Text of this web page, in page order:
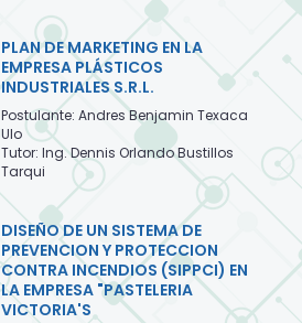
PLAN DE MARKETING EN LA
EMPRESA PLÁSTICOS
INDUSTRIALES S.R.L.
Postulante: Andres Benjamin Texaca
Ulo
Tutor: Ing. Dennis Orlando Bustillos
Tarqui
DISEÑO DE UN SISTEMA DE
PREVENCION Y PROTECCION
CONTRA INCENDIOS (SIPPCI) EN
LA EMPRESA "PASTELERIA
VICTORIA'S